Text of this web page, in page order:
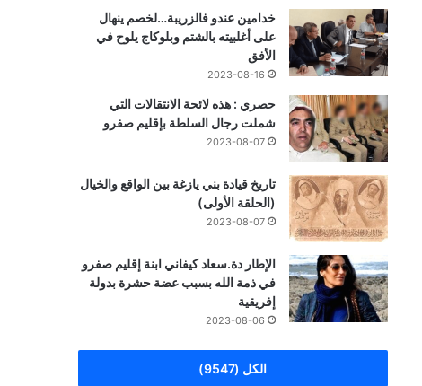
خدامين عندو فالزريبة…لخصم ينهال
على أغلبيته بالشتم وبلوكاج يلوح في
الأفق
2023-08-16
حصري : هذه لائحة الانتقالات التي
شملت رجال السلطة بإقليم صفرو
2023-08-07
تاريخ قيادة بني يازغة بين الواقع والخيال
(الحلقة الأولى)
2023-08-07
الإطار دة.سعاد كيفاني ابنة إقليم صفرو
في ذمة الله بسبب عضة حشرة بدولة
إفريقية
2023-08-06
الكل (9547)